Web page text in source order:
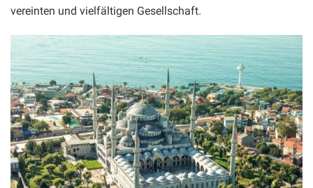
vereinten und vielfältigen Gesellschaft.